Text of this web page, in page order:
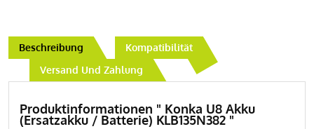
Beschreibung
Kompatibilität
Versand Und Zahlung
Produktinformationen " Konka U8 Akku
(Ersatzakku / Batterie) KLB135N382 "